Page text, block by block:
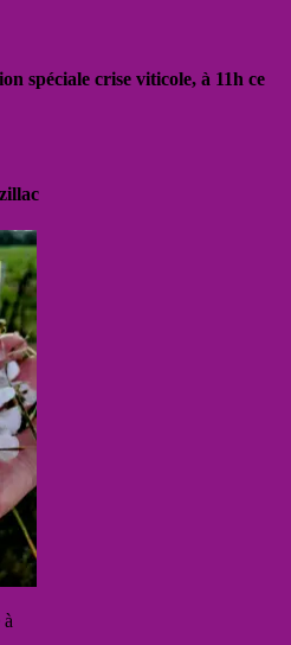
spéciale crise viticole, à 11h ce